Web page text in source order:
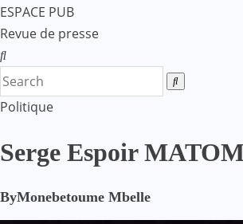
ESPACE PUB
Revue de presse
Politique
Serge Espoir
ByMonebetoume Mbelle